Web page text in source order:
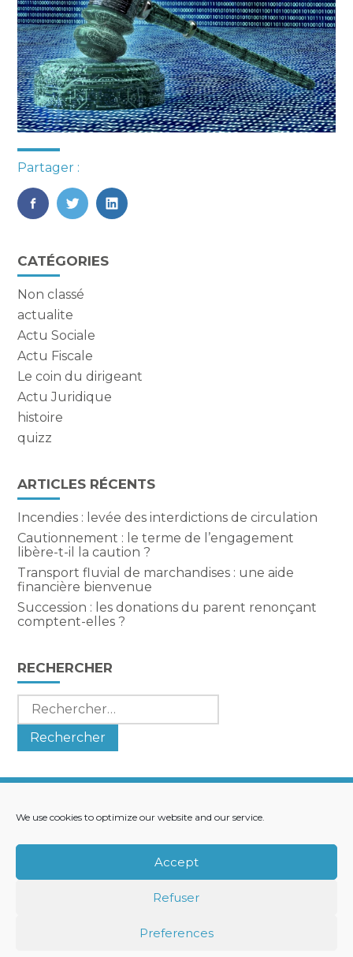
We use cookies to optimize our website and our service.
Accept
Refuser
Preferences
Partager :
FaceBook
TwitterLinkedIn
Blog
sidebar
CATÉGORIES
Non classé
actualite
Actu Sociale
Actu Fiscale
Le coin du dirigeant
Actu Juridique
histoire
quizz
ARTICLES RÉCENTS
Incendies : levée des interdictions de circulation
Cautionnement : le terme de l’engagement
libère-t-il la caution ?
Transport fluvial de marchandises : une aide
financière bienvenue
Succession : les donations du parent renonçant
comptent-elles ?
RECHERCHER
Rechercher :
Principale
NOS SOLUTIONS
RECRUTEMENT
CONTACT
MENTIONS LÉGALES